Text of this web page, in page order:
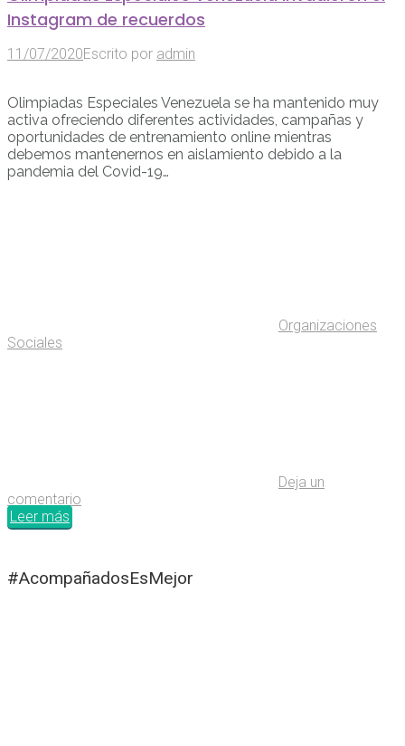
Instagram de recuerdos
11/07/2020Escrito por admin
Olimpiadas Especiales Venezuela se ha mantenido muy
activa ofreciendo diferentes actividades, campañas y
oportunidades de entrenamiento online mientras
debemos mantenernos en aislamiento debido a la
pandemia del Covid-19…
Organizaciones
Sociales
Deja un
comentario
Leer más
#AcompañadosEsMejor